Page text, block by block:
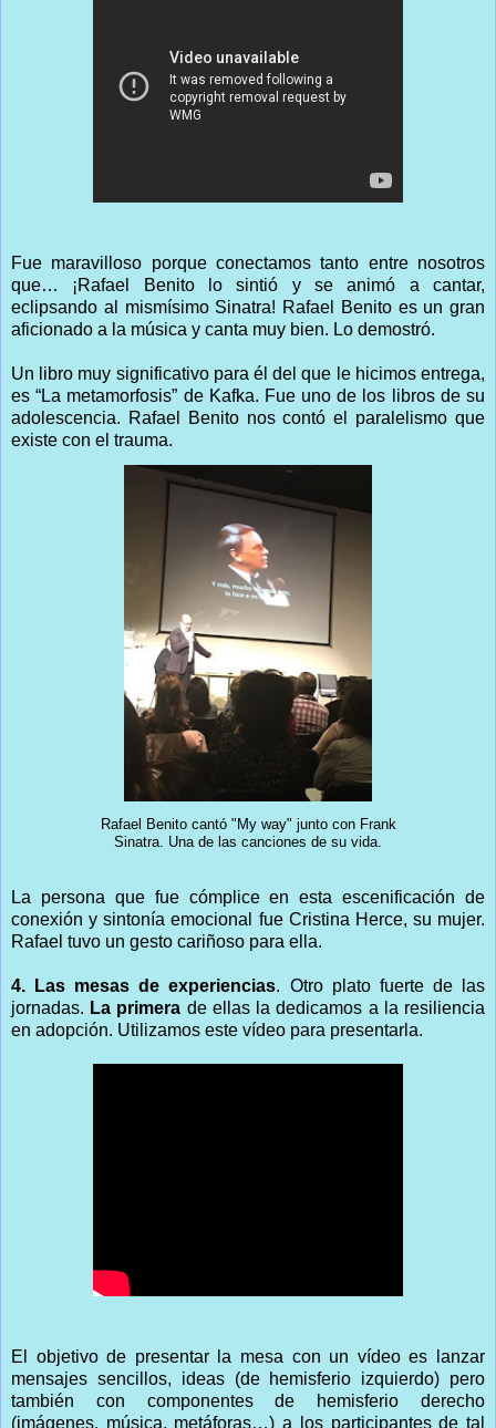
Fue maravilloso porque conectamos tanto entre nosotros
que… ¡Rafael Benito lo sintió y se animó a cantar,
eclipsando al mismísimo Sinatra! Rafael Benito es un gran
aficionado a la música y canta muy bien. Lo demostró.
Un libro muy significativo para él del que le hicimos entrega,
es “La metamorfosis” de Kafka. Fue uno de los libros de su
adolescencia. Rafael Benito nos contó el paralelismo que
existe con el trauma.
Rafael Benito cantó "My way" junto con Frank
Sinatra. Una de las canciones de su vida.
La persona que fue cómplice en esta escenificación de
conexión y sintonía emocional fue Cristina Herce, su mujer.
Rafael tuvo un gesto cariñoso para ella.
4. Las mesas de experiencias. Otro plato fuerte de las
jornadas. La primera de ellas la dedicamos a la resiliencia
en adopción. Utilizamos este vídeo para presentarla.
El objetivo de presentar la mesa con un vídeo es lanzar
mensajes sencillos, ideas (de hemisferio izquierdo) pero
también con componentes de hemisferio derecho
(imágenes, música, metáforas…) a los participantes de tal